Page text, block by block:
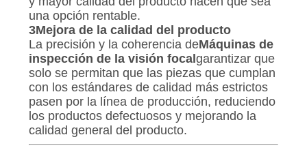
una opción rentable.
3Mejora de la calidad del producto
La precisión y la coherencia deMáquinas de
inspección de la visión focalgarantizar que
solo se permitan que las piezas que cumplan
con los estándares de calidad más estrictos
pasen por la línea de producción, reduciendo
los productos defectuosos y mejorando la
calidad general del producto.